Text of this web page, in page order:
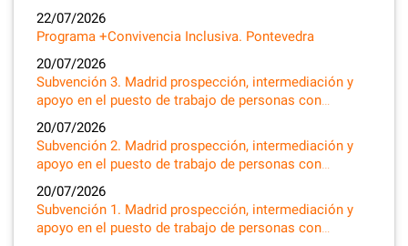
22/07/2026
Programa +Convivencia Inclusiva. Pontevedra
20/07/2026
Subvención 3. Madrid prospección, intermediación y
apoyo en el puesto de trabajo de personas con…
20/07/2026
Subvención 2. Madrid prospección, intermediación y
apoyo en el puesto de trabajo de personas con…
20/07/2026
Subvención 1. Madrid prospección, intermediación y
apoyo en el puesto de trabajo de personas con…